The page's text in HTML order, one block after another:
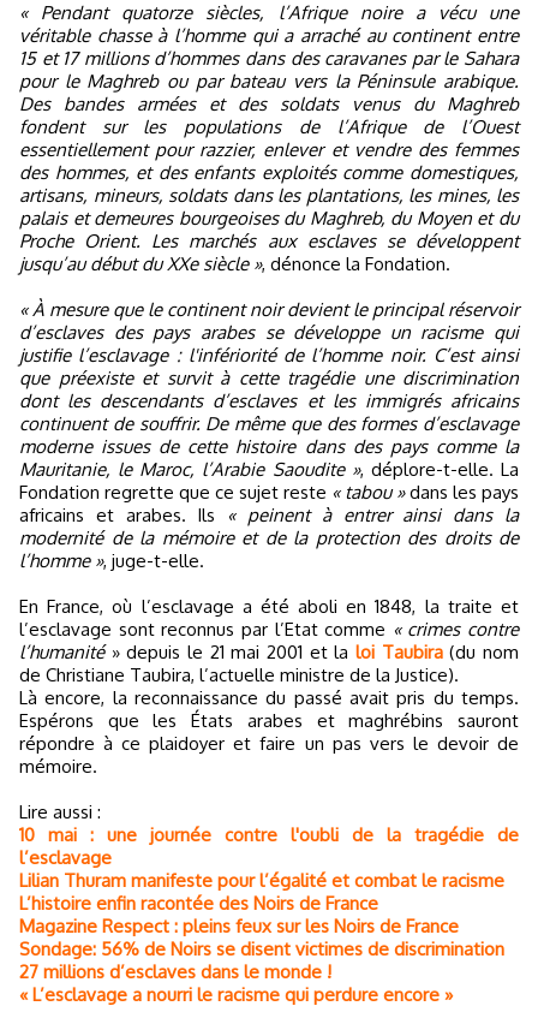
« Pendant quatorze siècles, l’Afrique noire a vécu une
véritable chasse à l’homme qui a arraché au continent entre
15 et 17 millions d’hommes dans des caravanes par le Sahara
pour le Maghreb ou par bateau vers la Péninsule arabique.
Des bandes armées et des soldats venus du Maghreb
fondent sur les populations de l’Afrique de l’Ouest
essentiellement pour razzier, enlever et vendre des femmes
des hommes, et des enfants exploités comme domestiques,
artisans, mineurs, soldats dans les plantations, les mines, les
palais et demeures bourgeoises du Maghreb, du Moyen et du
Proche Orient. Les marchés aux esclaves se développent
jusqu’au début du XXe siècle », dénonce la Fondation.
« À mesure que le continent noir devient le principal réservoir
d’esclaves des pays arabes se développe un racisme qui
justifie l’esclavage : l'infériorité de l’homme noir. C’est ainsi
que préexiste et survit à cette tragédie une discrimination
dont les descendants d’esclaves et les immigrés africains
continuent de souffrir. De même que des formes d’esclavage
moderne issues de cette histoire dans des pays comme la
Mauritanie, le Maroc, l’Arabie Saoudite », déplore-t-elle. La
Fondation regrette que ce sujet reste « tabou »dans les pays
africains et arabes. Ils « peinent à entrer ainsi dans la
modernité de la mémoire et de la protection des droits de
l’homme », juge-t-elle.
En France, où l’esclavage a été aboli en 1848, la traite et
l’esclavage sont reconnus par l’Etat comme « crimes contre
l’humanité » depuis le 21 mai 2001 et la loi Taubira(du nom
de Christiane Taubira, l’actuelle ministre de la Justice).
Là encore, la reconnaissance du passé avait pris du temps.
Espérons que les États arabes et maghrébins sauront
répondre à ce plaidoyer et faire un pas vers le devoir de
mémoire.
Lire aussi :
10 mai : une journée contre l'oubli de la tragédie de
l’esclavage
Lilian Thuram manifeste pour l’égalité et combat le racisme
L’histoire enfin racontée des Noirs de France
Magazine Respect : pleins feux sur les Noirs de France
Sondage: 56% de Noirs se disent victimes de discrimination
27 millions d’esclaves dans le monde !
« L’esclavage a nourri le racisme qui perdure encore »